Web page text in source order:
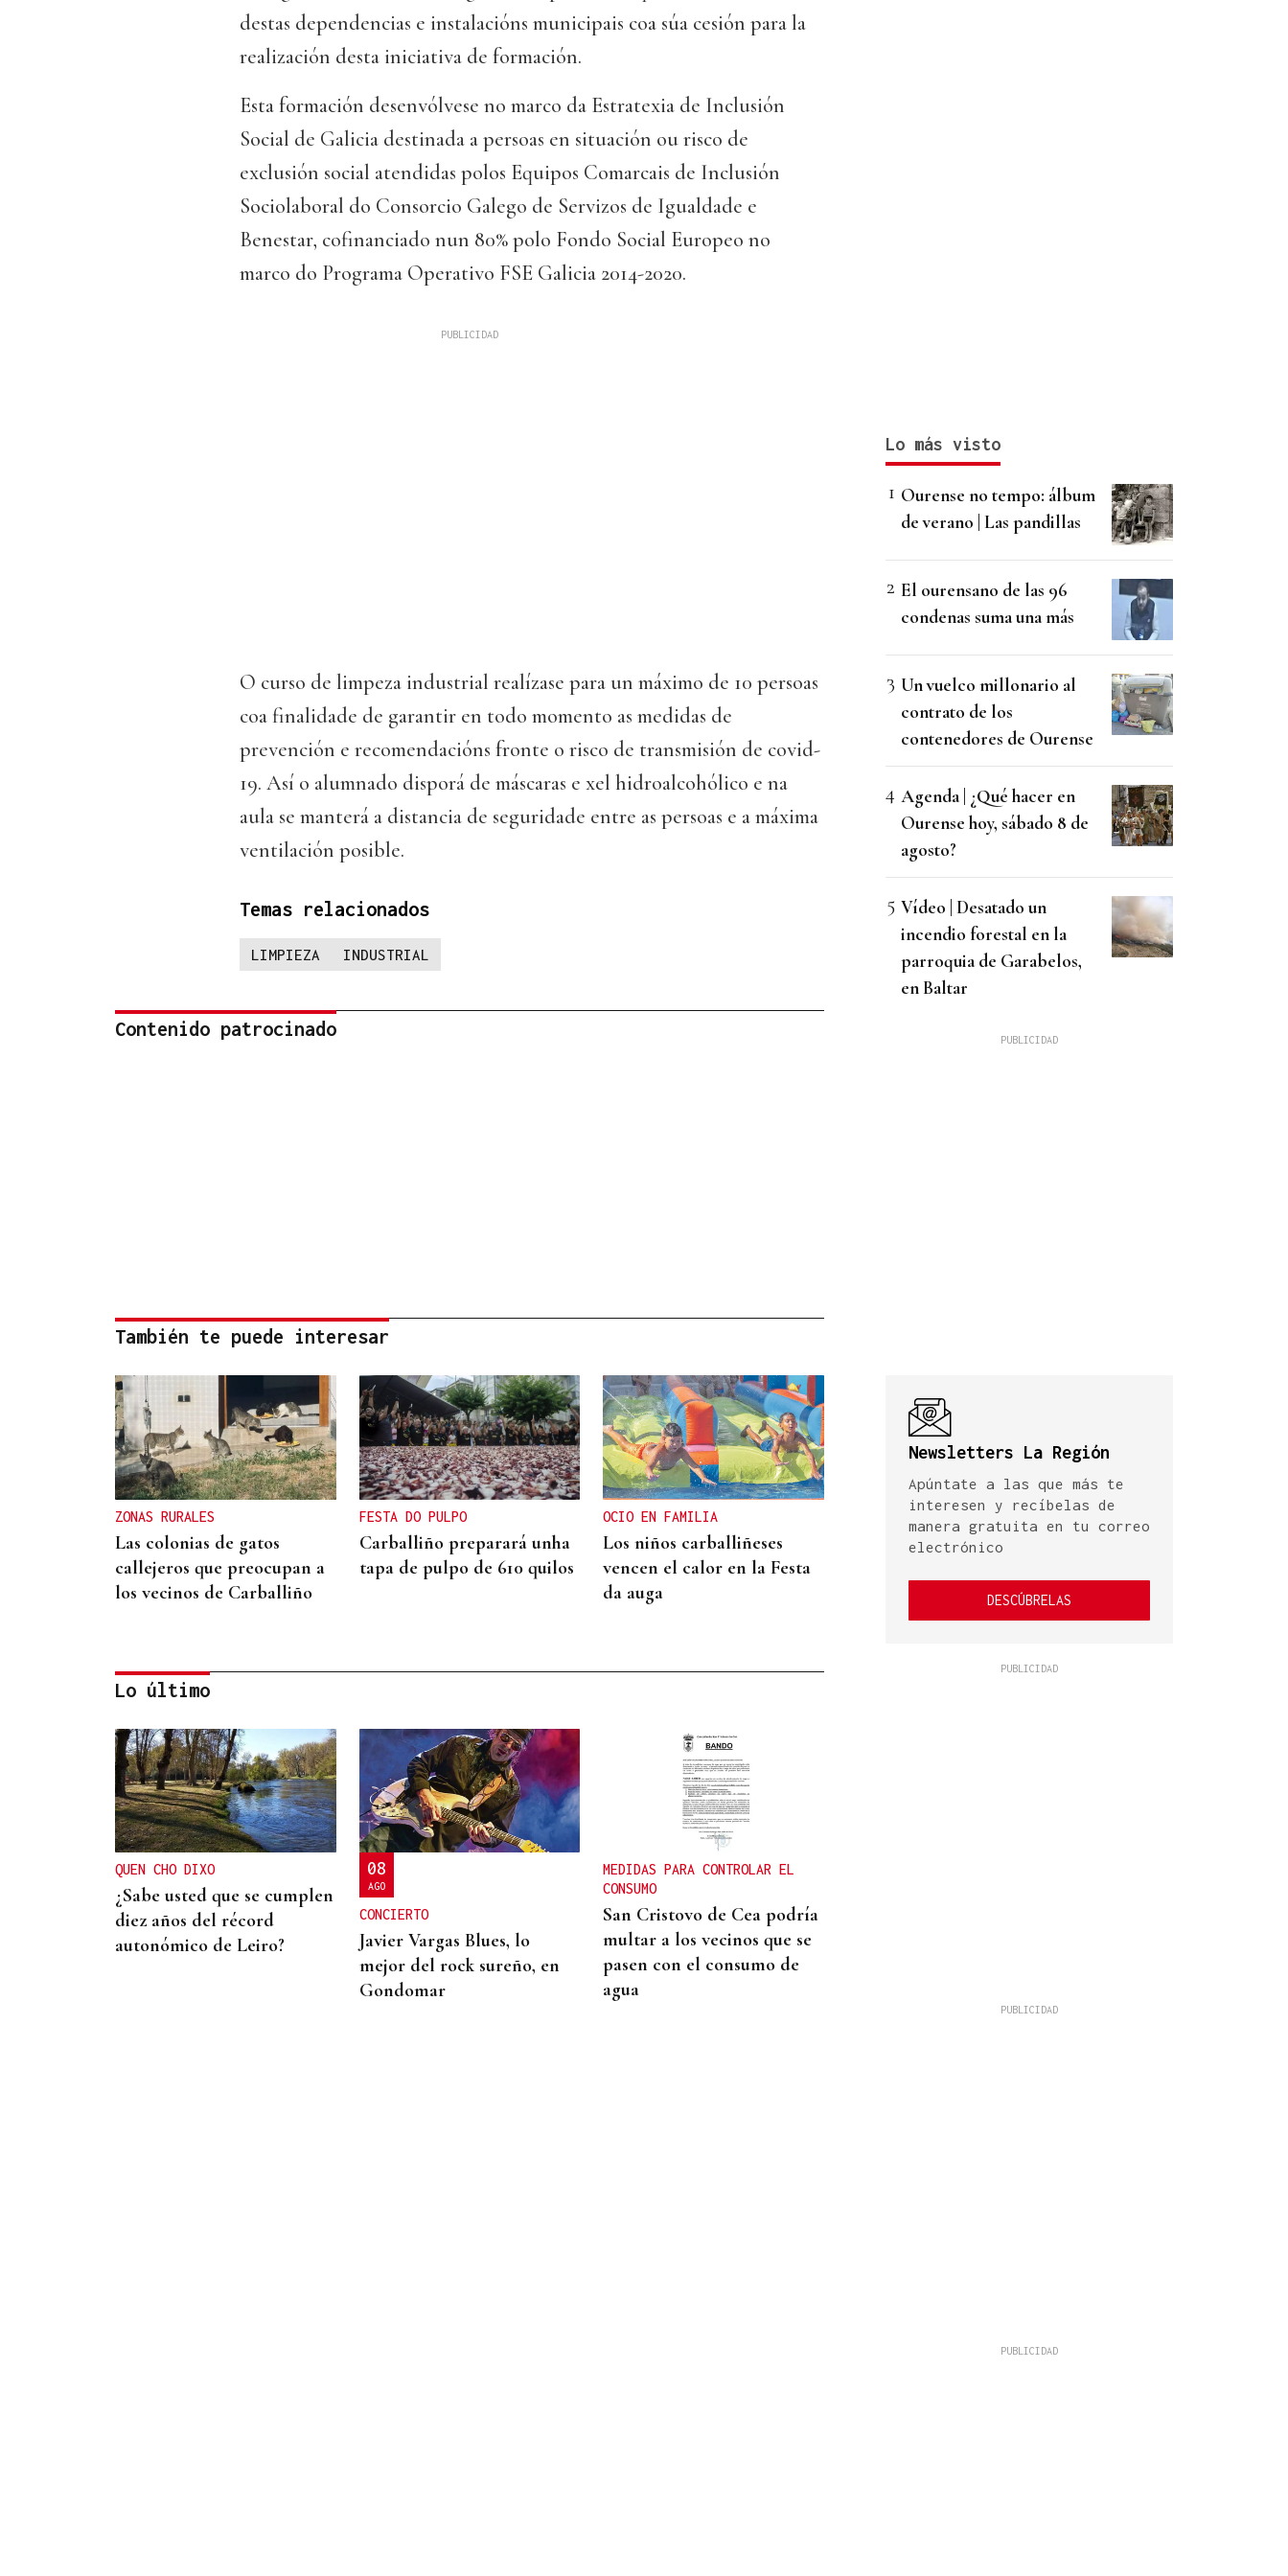
destas dependencias e instalacións municipais coa súa cesión para la
realización desta iniciativa de formación.
Esta formación desenvólvese no marco da Estratexia de Inclusión
Social de Galicia destinada a persoas en situación ou risco de
exclusión social atendidas polos Equipos Comarcais de Inclusión
Sociolaboral do Consorcio Galego de Servizos de Igualdade e
Benestar, cofinanciado nun 80% polo Fondo Social Europeo no
marco do Programa Operativo FSE Galicia 2014-2020.
O curso de limpeza industrial realízase para un máximo de 10 persoas
coa finalidade de garantir en todo momento as medidas de
prevención e recomendacións fronte o risco de transmisión de covid-
19. Así o alumnado disporá de máscaras e xel hidroalcohólico e na
aula se manterá a distancia de seguridade entre as persoas e a máxima
ventilación posible.
Temas relacionados
LIMPIEZA INDUSTRIAL
Contenido patrocinado
También te puede interesar
ZONAS RURALES
Las colonias de gatos
callejeros que preocupan a
los vecinos de Carballiño
FESTA DO PULPO
Carballiño preparará unha
tapa de pulpo de 610 quilos
OCIO EN FAMILIA
Los niños carballiñeses
vencen el calor en la Festa
da auga
ARREDOR DE 300 PERSOAS
Galería | A Festa da Palabra
acolle a entrega dos
Premios Ínsua dos Poetas
2026
Lo último
QUEN CHO DIXO
¿Sabe usted que se cumplen
diez años del récord
autonómico de Leiro?
08
AGO
CONCIERTO
Javier Vargas Blues, lo
mejor del rock sureño, en
Gondomar
MEDIDAS PARA CONTROLAR EL
CONSUMO
San Cristovo de Cea podría
multar a los vecinos que se
pasen con el consumo de
agua
Lo más visto
Ourense no tempo: álbum
de verano | Las pandillas
El ourensano de las 96
condenas suma una más
Un vuelco millonario al
contrato de los
contenedores de Ourense
Agenda | ¿Qué hacer en
Ourense hoy, sábado 8 de
agosto?
Vídeo | Desatado un
incendio forestal en la
parroquia de Garabelos,
en Baltar
Newsletters La Región
Apúntate a las que más te
interesen y recíbelas de
manera gratuita en tu correo
electrónico
DESCÚBRELAS